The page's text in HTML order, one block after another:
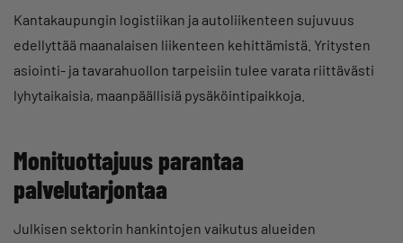
Kantakaupungin logistiikan ja autoliikenteen sujuvuus
edellyttää maanalaisen liikenteen kehittämistä. Yritysten
asiointi- ja tavarahuollon tarpeisiin tulee varata riittävästi
lyhytaikaisia, maanpäällisiä pysäköintipaikkoja.
Monituottajuus parantaa
palvelutarjontaa
Julkisen sektorin hankintojen vaikutus alueiden